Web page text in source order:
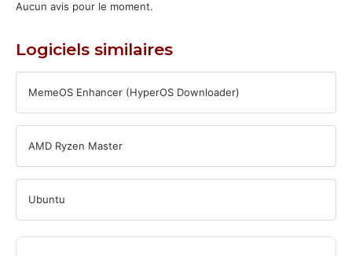
Aucun avis pour le moment.
Logiciels similaires
MemeOS Enhancer (HyperOS Downloader)
AMD Ryzen Master
Ubuntu